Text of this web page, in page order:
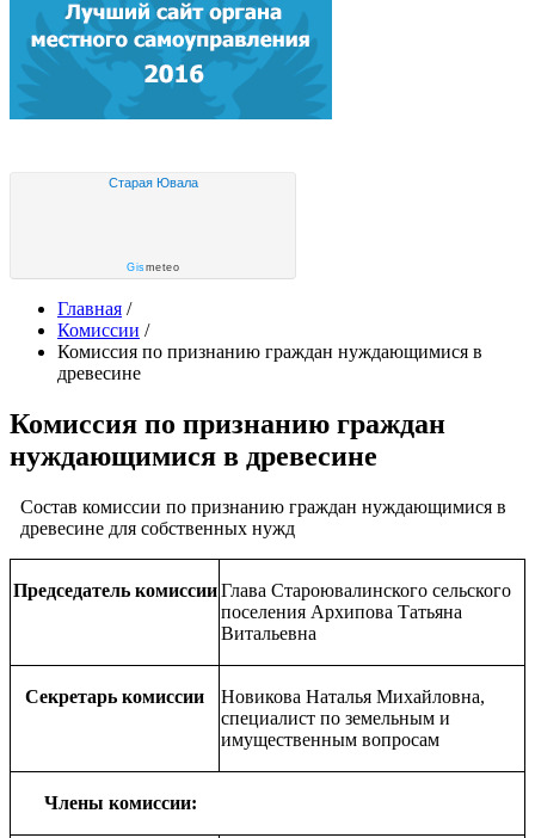
Старая Ювала
Gismeteo
Главная /
Комиссии /
Комиссия по признанию граждан нуждающимися в
древесине
Комиссия по признанию граждан
нуждающимися в древесине
Состав комиссии по признанию граждан нуждающимися в
древесине для собственных нужд
Председатель комиссии Глава Староювалинского сельского
поселения Архипова Татьяна
Витальевна
Секретарь комиссии
Новикова Наталья Михайловна,
специалист по земельным и
имущественным вопросам
Члены комиссии: